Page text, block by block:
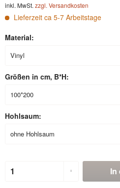
inkl. MwSt. zzgl. Versandkosten
Lieferzeit ca 5-7 Arbeitstage
Material:
Größen in cm, B*H:
Hohlsaum:
In